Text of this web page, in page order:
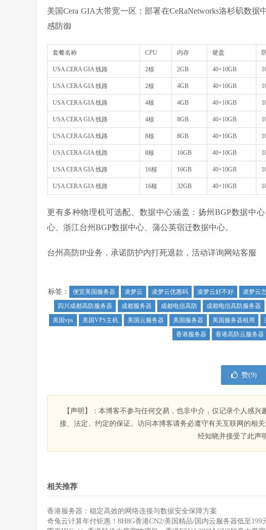
美国Cera GIA大带宽一区：部署在CeRaNetworks洛杉矶数
感防御
套餐名称 CPU 内存 硬盘
USA CERA GIA 线路 2核 2GB 40+10GB
USA CERA GIA 线路 2核 4GB 40+10GB
USA CERA GIA 线路 4核 4GB 40+10GB
USA CERA GIA 线路 4核 8GB 40+10GB
USA CERA GIA 线路 8核 8GB 40+10GB
USA CERA GIA 线路 8核 16GB 40+10GB
USA CERA GIA 线路 16核 16GB 40+10GB
USA CERA GIA 线路 16核 32GB 40+10GB
更有多种物理机可选配、数据中心涵盖：扬州BGP数据中
心、浙江台州BGP数据中心、蒲公英宿迁数据中心。
台州高防IP业务，承诺防护内打死退款，活动详询网站客服
标签： 便宜美国服务器 凌梦云 凌梦云优惠码 凌梦云好不好 凌梦云
四川成都高防服务器
成都服务器 成都电信高防 成都电信高防服务器
美国vps
美国VPS主机 美国云服务器 美国服务器 美国服务器租用
香港服务器
香港高防云服务器
赞(9)
【声明】：本博客不参与任何交易，也非中介，仅记录个人感
接、法定、约定的保证。访问本博客请务必遵守有关互联网的相
经知晓并接受了此声
相关推荐
香港服务器：稳定高效的网络连接与数据安全保障方案
奇兔云计算年付钜惠！8H8G香港CN2/美国精品/国内云服务器低至199